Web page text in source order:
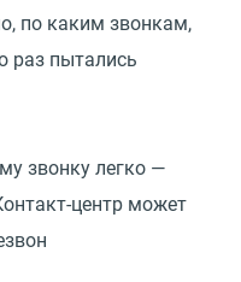
по каким звонкам,
раз пытались
звонку легко —
центр может